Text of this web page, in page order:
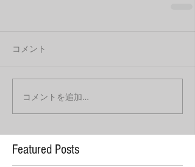
コメント
コメントを追加…
Featured Posts